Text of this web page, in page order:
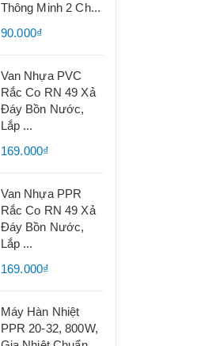
Thông Minh 2 Ch...
90.000₫
Van Nhựa PVC
Rắc Co RN 49 Xả
Đáy Bồn Nước,
Lắp ...
169.000₫
Van Nhựa PPR
Rắc Co RN 49 Xả
Đáy Bồn Nước,
Lắp ...
169.000₫
Máy Hàn Nhiệt
PPR 20-32, 800W,